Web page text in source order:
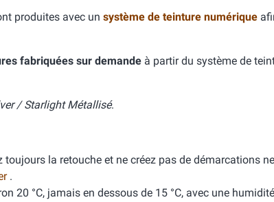
produites avec un système de teinture numérique
fabriquées sur demande à partir du système de
/ Starlight Métallisé.
la retouche et ne créez pas de démarcations
.
20 °C, jamais en dessous de 15 °C, avec une